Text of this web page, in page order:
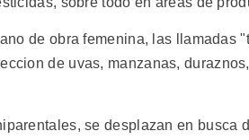
de obra femenina, las llamadas
de uvas, manzanas,
se desplazan en busca